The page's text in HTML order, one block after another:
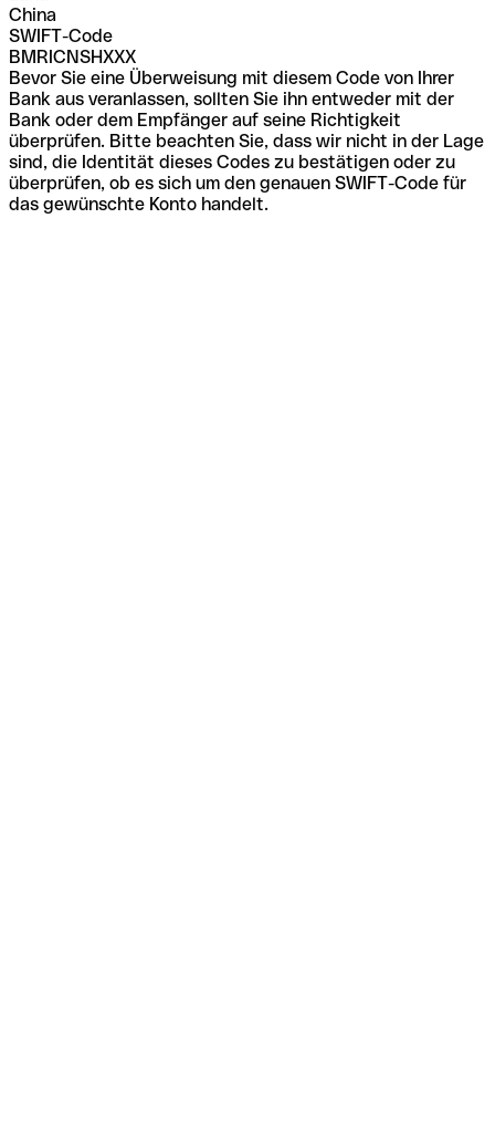
China
SWIFT-Code
BMRICNSHXXX
Bevor Sie eine Überweisung mit diesem Code von Ihrer
Bank aus veranlassen, sollten Sie ihn entweder mit der
Bank oder dem Empfänger auf seine Richtigkeit
überprüfen. Bitte beachten Sie, dass wir nicht in der Lage
sind, die Identität dieses Codes zu bestätigen oder zu
überprüfen, ob es sich um den genauen SWIFT-Code für
das gewünschte Konto handelt.